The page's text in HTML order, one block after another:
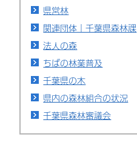
県営林
関連団体｜千葉県森林課
法人の森
ちばの林業普及
千葉県の木
県内の森林組合の状況
千葉県森林審議会